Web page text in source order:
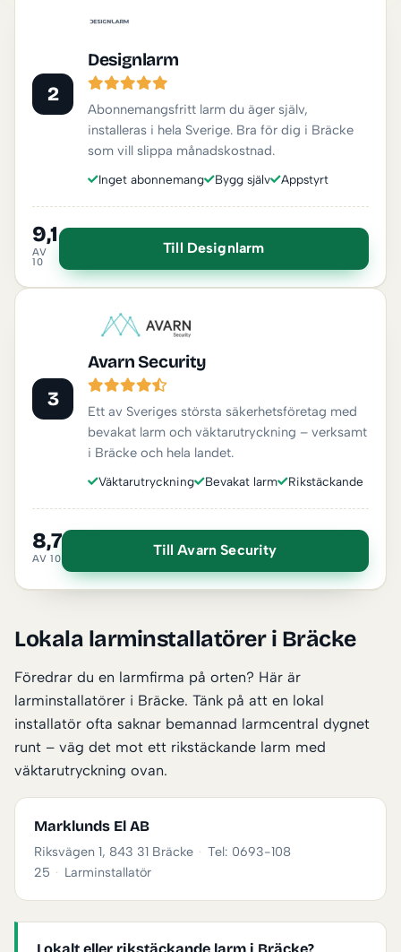
2
Designlarm
Abonnemangsfritt larm du äger själv,
installeras i hela Sverige. Bra för dig i Bräcke
som vill slippa månadskostnad.
Inget abonnemang Bygg själv Appstyrt
9,1
AV
10
Till Designlarm
3
Avarn Security
Ett av Sveriges största säkerhetsföretag med
bevakat larm och väktarutryckning – verksamt
i Bräcke och hela landet.
Väktarutryckning Bevakat larm Rikstäckande
8,7
AV 10
Till Avarn Security
Lokala larminstallatörer i Bräcke
Föredrar du en larmfirma på orten? Här är
larminstallatörer i Bräcke. Tänk på att en lokal
installatör ofta saknar bemannad larmcentral dygnet
runt – väg det mot ett rikstäckande larm med
väktarutryckning ovan.
Marklunds El AB
Riksvägen 1, 843 31 Bräcke · Tel: 0693-108
25 · Larminstallatör